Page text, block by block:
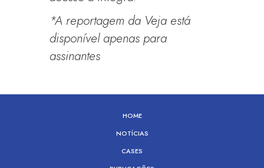
*A reportagem da Veja está
disponível apenas para
assinantes
HOME
NOTÍCIAS
CASES